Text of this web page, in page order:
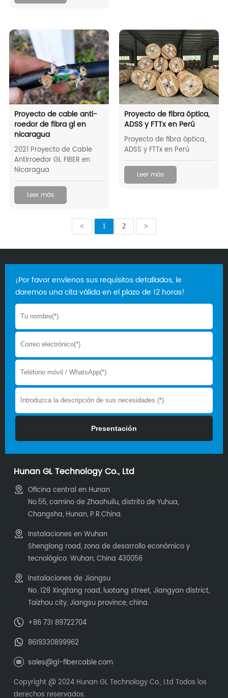
Proyecto de cable anti-
roedor de fibra gl en
nicaragua
2021 Proyecto de Cable
Antirroedor GL FIBER en
Nicaragua
Leer más
Proyecto de fibra óptica,
ADSS y FTTx en Perú
Proyecto de fibra óptica,
ADSS y FTTx en Perú
Leer más
< 1 2 >
¡Por favor envíenos sus requisitos detallados, le
daremos una cita válida en el plazo de 12 horas!
Hunan GL Technology Co., Ltd
Oficina central en Hunan
No.55, camino de Zhaohuilu, distrito de Yuhua,
Changsha, Hunan, P.R.China.
Instalaciones en Wuhan
Shenglong road, zona de desarrollo económico y
tecnológico. Wuhan, China 430056
Instalaciones de Jiangsu
No. 128 Xingtang road, luotang street, Jiangyan district,
Taizhou city, Jiangsu province, china.
+86 731 89722704
8619330899962
sales@gl-fibercable.com
Copyright @ 2024 Hunan GL Technology Co., Ltd Todos los
derechos reservados.